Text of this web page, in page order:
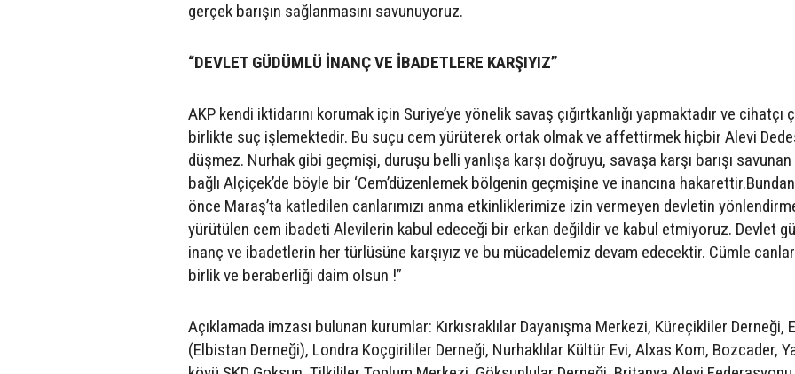
gerçek barışın sağlanmasını savunuyoruz.
“DEVLET GÜDÜMLÜ İNANÇ VE İBADETLERE KARŞIYIZ”
AKP kendi iktidarını korumak için Suriye’ye yönelik savaş çığırtkanlığı yapmaktadır ve cihatçı
birlikte suç işlemektedir. Bu suçu cem yürüterek ortak olmak ve affettirmek hiçbir Alevi
düşmez. Nurhak gibi geçmişi, duruşu belli yanlışa karşı doğruyu, savaşa karşı barışı
bağlı Alçiçek’de böyle bir ‘Cem’düzenlemek bölgenin geçmişine ve inancına hakarettir.Bundan
önce Maraş’ta katledilen canlarımızı anma etkinliklerimize izin vermeyen devletin
yürütülen cem ibadeti Alevilerin kabul edeceği bir erkan değildir ve kabul etmiyoruz. Devlet
inanç ve ibadetlerin her türlüsüne karşıyız ve bu mücadelemiz devam edecektir. Cümle
birlik ve beraberliği daim olsun !”
Açıklamada imzası bulunan kurumlar: Kırkısraklılar Dayanışma Merkezi, Küreçikliler Derneği,
(Elbistan Derneği), Londra Koçgirililer Derneği, Nurhaklılar Kültür Evi, Alxas Kom, Bozcader,